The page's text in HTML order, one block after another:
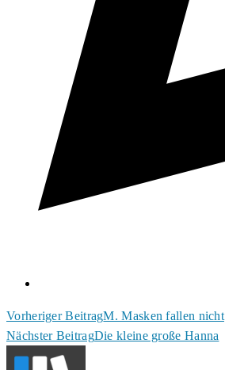
Weitere
Artikel
ansehen
Vorheriger BeitragM. Masken fallen nicht
Nächster BeitragDie kleine große Hanna